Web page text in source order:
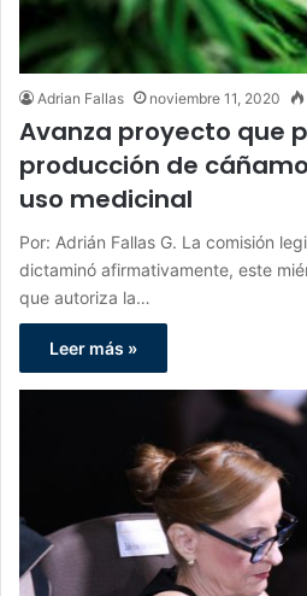
Adrian Fallas noviembre 11, 2020
Avanza proyecto que
producción de
uso medicinal
Por: Adrián Fallas G. La comisión
dictaminó afirmativamente, este
que autoriza la…
Leer más »